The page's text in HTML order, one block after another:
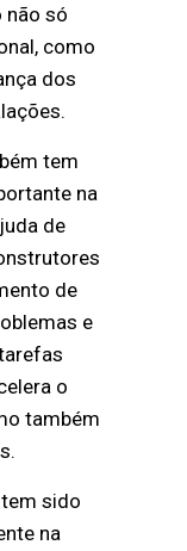
não só
como
dos
tem
na
de
de
e
o
também
sido
na